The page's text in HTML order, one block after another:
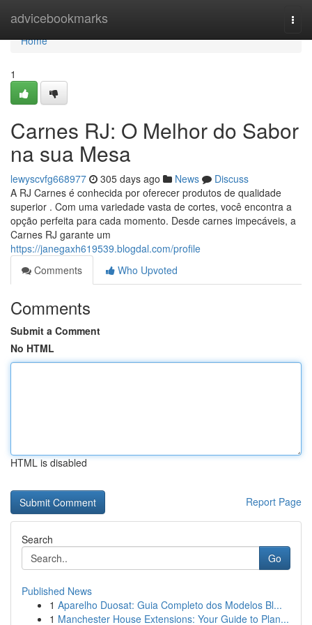
advicebookmarks
Home
Home
1
Carnes RJ: O Melhor do Sabor
na sua Mesa
lewyscvfg668977 305 days ago News
Discuss
A RJ Carnes é conhecida por oferecer produtos de qualidade
superior . Com uma variedade vasta de cortes, você encontra a
opção perfeita para cada momento. Desde carnes impecáveis, a
Carnes RJ garante um
https://janegaxh619539.blogdal.com/profile
Comments
Who Upvoted
Comments
Submit a Comment
No HTML
HTML is disabled
Report Page
Search
Go
Published News
1 Aparelho Duosat: Guia Completo dos Modelos Bl...
1 Manchester House Extensions: Your Guide to Plan...